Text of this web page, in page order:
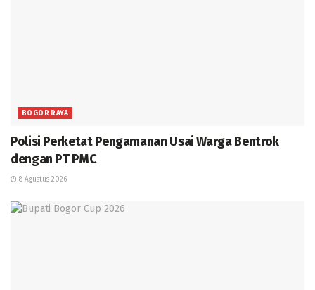
BOGOR RAYA
Polisi Perketat Pengamanan Usai Warga Bentrok
dengan PT PMC
8 Agustus 2026